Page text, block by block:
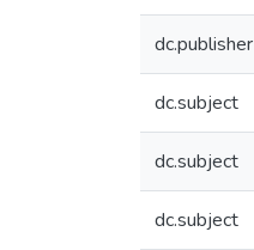
dc.publisher
dc.subject
dc.subject
dc.subject